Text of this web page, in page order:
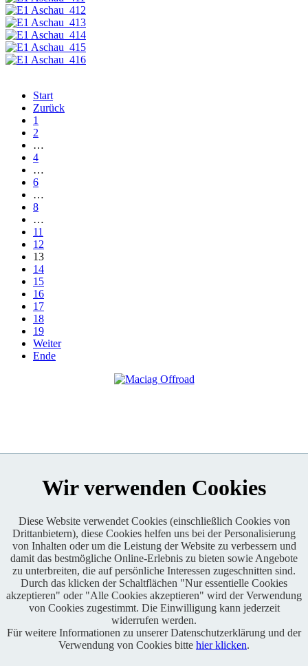
Start
Zurück
1
2
…
4
…
6
…
8
…
11
12
13
14
15
16
17
18
19
Weiter
Ende
Enduro One Series Partner
Copyright © 2021 BABOONS GmbH. Alle Rechte vorbehalten.
Keine Haftung und kein Anspruch auf Vollständigkeit sowie
Wir verwenden Cookies
Diese Website verwendet Cookies (einschließlich Cookies von
Drittanbietern), diese Cookies helfen uns bei der Personalisierung
von Inhalten oder um die Leistung der Website zu verbessern und
damit das bestmögliche Online-Erlebnis zu bieten sowie Angebote
zu unterbreiten, die auf persönliche Interessen zugeschnitten sind.
Durch das klicken der Schaltflächen "Nur essentielle Cookies
akzeptieren" oder "Alle Cookies akzeptieren" wird der Verwendung
von Cookies zugestimmt. Die Einwilligung kann jederzeit
widerrufen werden.
Für weitere Informationen zu unserer Datenschutzerklärung und der
Verwendung von Cookies bitte hier klicken.